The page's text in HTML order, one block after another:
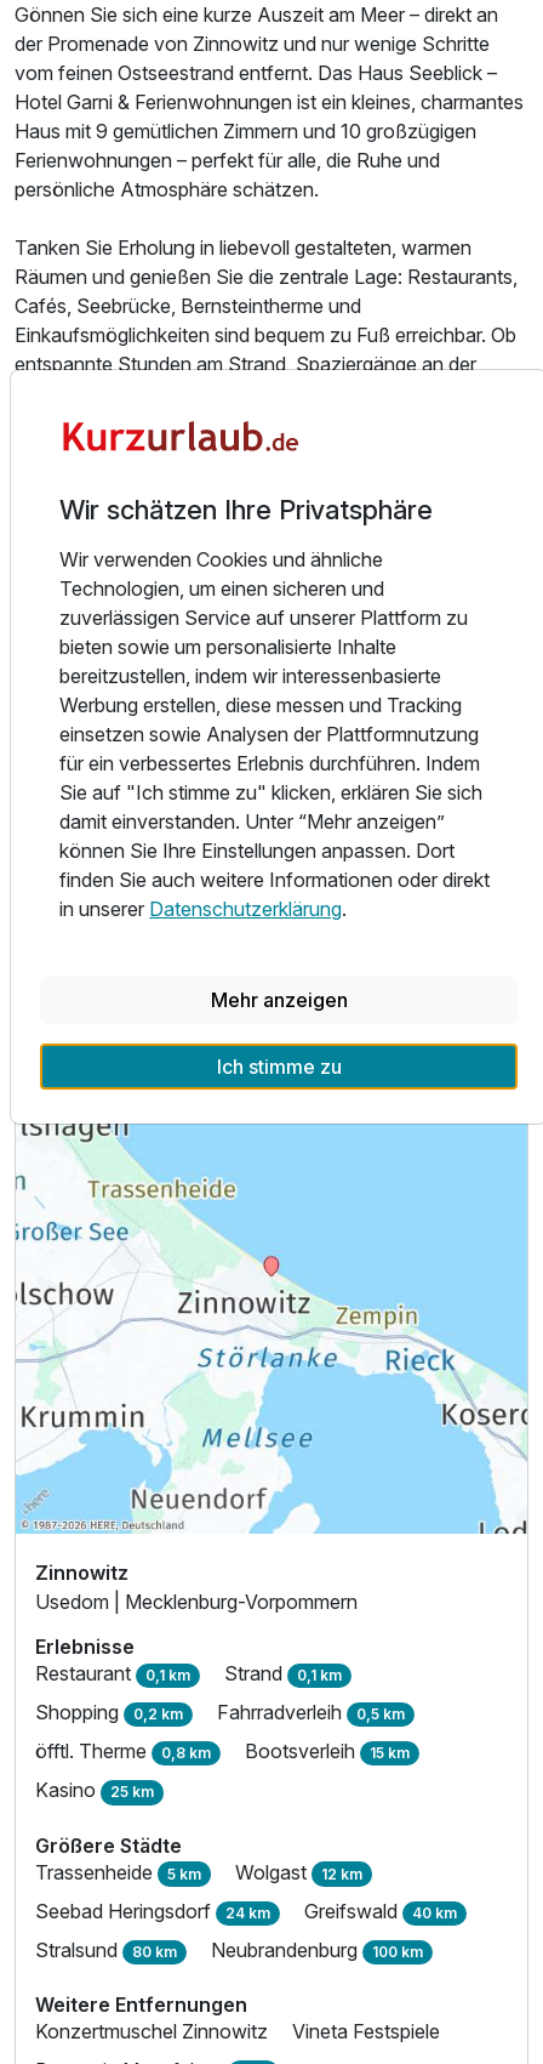
Ausstattung
Für 3 Tage p.P. ab115,00 €
Doppelzimmer zur Einzelnutzung
Ausstattung
Familienzimmer
2 Erwachsene und 1 Kind
Ausstattung
Für 3 Tage
2 Erwachsene und 2 Kinder
Gönnen Sie sich eine kurze Auszeit am Meer – direkt an
der Promenade von Zinnowitz und nur wenige Schritte
vom feinen Ostseestrand entfernt. Das Haus Seeblick –
Hotel Garni & Ferienwohnungen ist ein kleines, charmantes
Haus mit 9 gemütlichen Zimmern und 10 großzügigen
Ferienwohnungen – perfekt für alle, die Ruhe und
persönliche Atmosphäre schätzen.
Tanken Sie Erholung in liebevoll gestalteten, warmen
Räumen und genießen Sie die zentrale Lage: Restaurants,
Cafés, Seebrücke, Bernsteintherme und
Einkaufsmöglichkeiten sind bequem zu Fuß erreichbar. Ob
entspannte Stunden am Strand, Spaziergänge an der
Küstenwald – Ihr Kurzurlaub beginnt direkt vor der Tür.
Mini-Safe ausgestattet. Eine Flasche Mineralwasser und
einem Strandspaziergang.
Das Haus Seeblick ist der perfekte Ort für eine kurze,
erholsame Auszeit auf Usedom – ruhig, persönlich, zentral
und ganz nah am Meer. Jetzt buchen und einfach
ankommen!
Alle Infos zum Haus Seeblick
Lage & Umgebung
Zinnowitz
Usedom | Mecklenburg-Vorpommern
Erlebnisse
Restaurant 0,1 km Strand 0,1 km
Shopping 0,2 km Fahrradverleih 0,5 km
öfftl. Therme 0,8 km Bootsverleih 15 km
Kasino 25 km
Größere Städte
Trassenheide 5 km Wolgast 12 km
Seebad Heringsdorf 24 km Greifswald 40 km
Stralsund 80 km Neubrandenburg 100 km
Weitere Entfernungen
Konzertmuschel Zinnowitz
Vineta Festspiele
Wir schätzen Ihre Privatsphäre
Wir verwenden Cookies und ähnliche
Technologien, um einen sicheren und
zuverlässigen Service auf unserer Plattform zu
bieten sowie um personalisierte Inhalte
bereitzustellen, indem wir interessenbasierte
Werbung erstellen, diese messen und Tracking
einsetzen sowie Analysen der Plattformnutzung
für ein verbessertes Erlebnis durchführen. Indem
Sie auf "Ich stimme zu" klicken, erklären Sie sich
damit einverstanden. Unter “Mehr anzeigen”
können Sie Ihre Einstellungen anpassen. Dort
finden Sie auch weitere Informationen oder direkt
in unserer Datenschutzerklärung.
Mehr anzeigen
Ich stimme zu